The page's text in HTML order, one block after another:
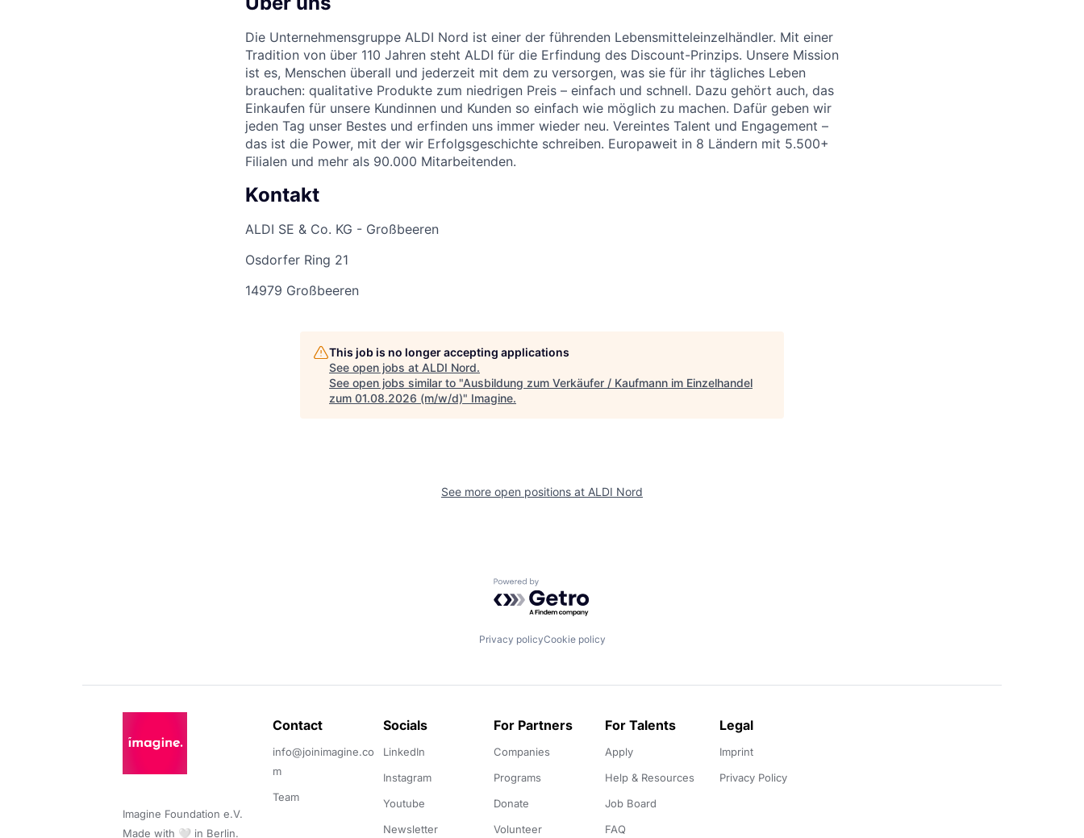
Die Unternehmensgruppe ALDI Nord ist einer der führenden Lebensmitteleinzelhändler. Mit einer
Tradition von über 110 Jahren steht ALDI für die Erfindung des Discount-Prinzips. Unsere Mission
ist es, Menschen überall und jederzeit mit dem zu versorgen, was sie für ihr tägliches Leben
brauchen: qualitative Produkte zum niedrigen Preis – einfach und schnell. Dazu gehört auch, das
Einkaufen für unsere Kundinnen und Kunden so einfach wie möglich zu machen. Dafür geben wir
jeden Tag unser Bestes und erfinden uns immer wieder neu. Vereintes Talent und Engagement –
das ist die Power, mit der wir Erfolgsgeschichte schreiben. Europaweit in 8 Ländern mit 5.500+
Filialen und mehr als 90.000 Mitarbeitenden.
Kontakt
ALDI SE & Co. KG - Großbeeren
Osdorfer Ring 21
14979 Großbeeren
This job is no longer accepting applications
See open jobs at ALDI Nord.
See open jobs similar to "Ausbildung zum Verkäufer / Kaufmann im Einzelhandel
zum 01.08.2026 (m/w/d)" Imagine.
See more open positions at ALDI Nord
Powered by Getro.com
Privacy policyCookie policy
Imagine Foundation e.V.
Made with 🤍 in Berlin.
Contact
info@joinimagine.co
m
Team
Socials
LinkedIn
Instagram
Youtube
Newsletter
For Partners
Companies
Programs
Donate
Volunteer
For Talents
Apply
Help & Resources
Job Board
FAQ
Legal
Imprint
Privacy Policy